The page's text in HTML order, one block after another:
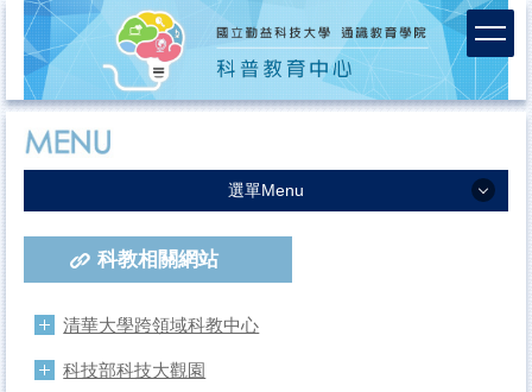
跳
到
主
要
內
容
區
選單Menu
服務團隊
課程活動成果
活動報名
科教相關網站
清華大學跨領域科教中心
科技部科技大觀園